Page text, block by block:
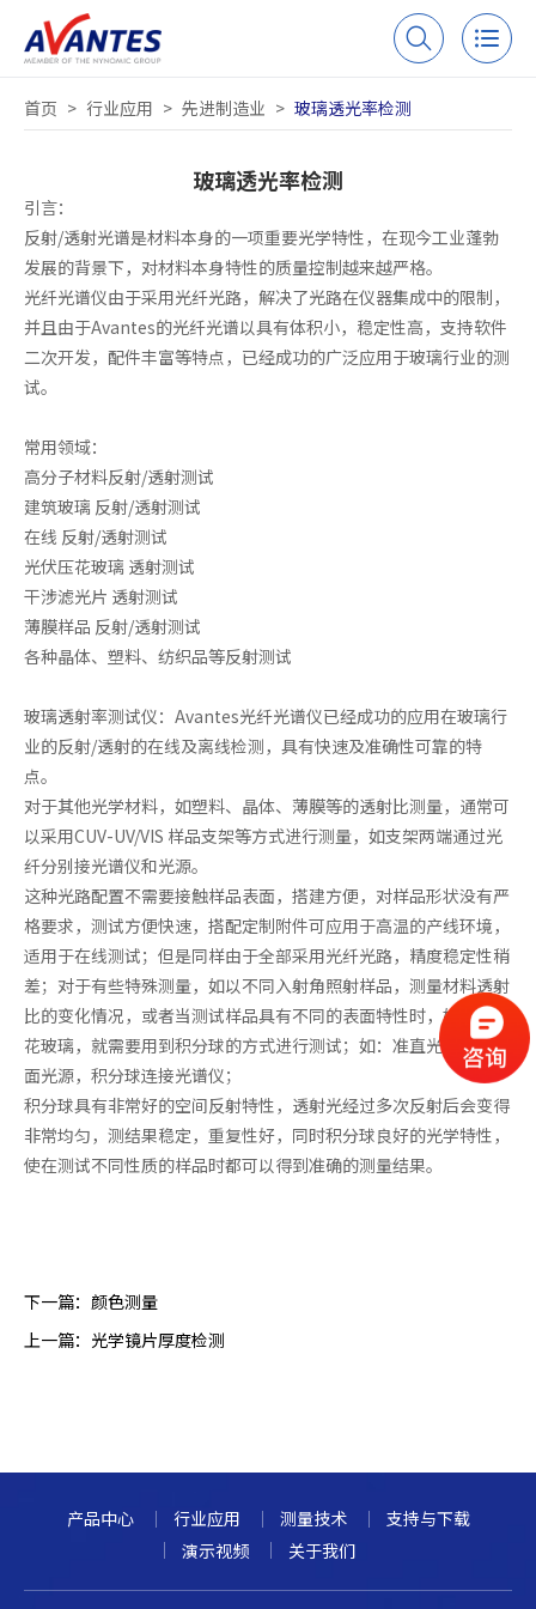
首页 > 行业应用 > 先进制造业 > 玻璃透光率检测
玻璃透光率检测
引言：
反射/透射光谱是材料本身的一项重要光学特性，在现今工业蓬勃
发展的背景下，对材料本身特性的质量控制越来越严格。
光纤光谱仪由于采用光纤光路，解决了光路在仪器集成中的限制，
并且由于Avantes的光纤光谱以具有体积小，稳定性高，支持软件
二次开发，配件丰富等特点，已经成功的广泛应用于玻璃行业的测
试。
常用领域：
高分子材料反射/透射测试
建筑玻璃 反射/透射测试
在线 反射/透射测试
光伏压花玻璃 透射测试
干涉滤光片 透射测试
薄膜样品 反射/透射测试
各种晶体、塑料、纺织品等反射测试
玻璃透射率测试仪：Avantes光纤光谱仪已经成功的应用在玻璃行
业的反射/透射的在线及离线检测，具有快速及准确性可靠的特
点。
对于其他光学材料，如塑料、晶体、薄膜等的透射比测量，通常可
以采用CUV-UV/VIS 样品支架等方式进行测量，如支架两端通过光
纤分别接光谱仪和光源。
这种光路配置不需要接触样品表面，搭建方便，对样品形状没有严
格要求，测试方便快速，搭配定制附件可应用于高温的产线环境，
适用于在线测试；但是同样由于全部采用光纤光路，精度稳定性稍
差；对于有些特殊测量，如以不同入射角照射样品，测量材料透射
比的变化情况，或者当测试样品具有不同的表面特性时，如光伏压
花玻璃，就需要用到积分球的方式进行测试；如：准直光路连接照
面光源，积分球连接光谱仪；
积分球具有非常好的空间反射特性，透射光经过多次反射后会变得
非常均匀，测结果稳定，重复性好，同时积分球良好的光学特性，
使在测试不同性质的样品时都可以得到准确的测量结果。
下一篇： 颜色测量
上一篇： 光学镜片厚度检测
产品中心 行业应用 测量技术
支持与下载
演示视频
关于我们